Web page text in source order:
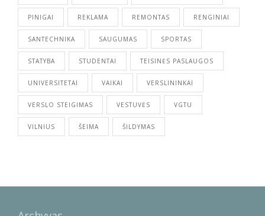
PINIGAI REKLAMA REMONTAS RENGINIAI
SANTECHNIKA SAUGUMAS SPORTAS
STATYBA STUDENTAI TEISINĖS PASLAUGOS
UNIVERSITETAI VAIKAI VERSLININKAI
VERSLO STEIGIMAS VESTUVĖS VGTU
VILNIUS ŠEIMA ŠILDYMAS